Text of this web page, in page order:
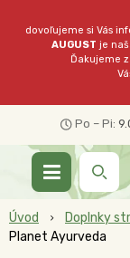
dovoľujeme si Vás
AUGUST je
Ďakujeme
Po – Pi:
Úvod Doplnky
Planet Ayurveda